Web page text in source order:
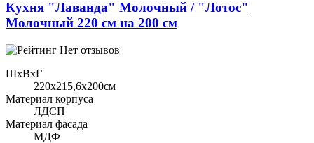
Кухня "Лаванда" Молочный / "Лотос"
Молочный 220 см на 200 см
Нет отзывов
ШхВхГ
220x215,6х200см
Материал корпуса
ЛДСП
Материал фасада
МДФ